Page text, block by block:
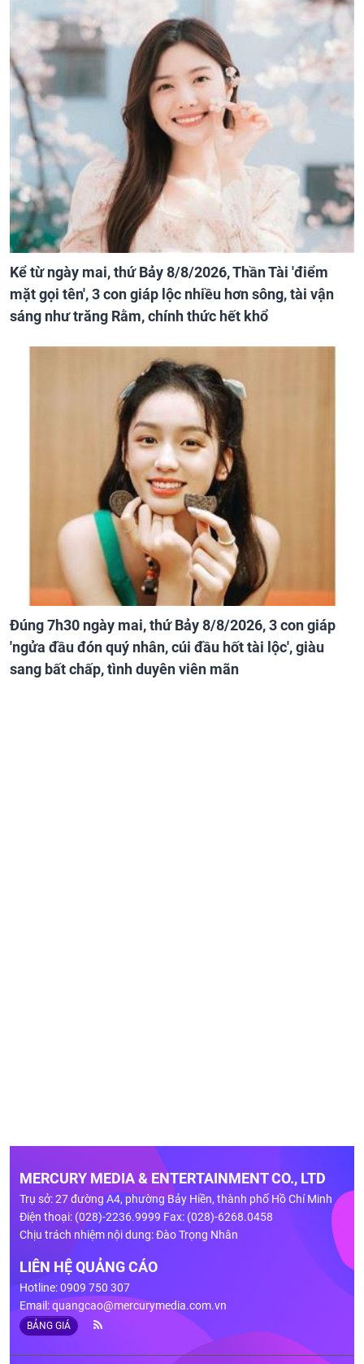
Kể từ ngày mai, thứ Bảy 8/8/2026, Thần Tài 'điểm
mặt gọi tên', 3 con giáp lộc nhiều hơn sông, tài vận
sáng như trăng Rằm, chính thức hết khổ
Đúng 7h30 ngày mai, thứ Bảy 8/8/2026, 3 con giáp
'ngửa đầu đón quý nhân, cúi đầu hốt tài lộc', giàu
sang bất chấp, tình duyên viên mãn
MERCURY MEDIA & ENTERTAINMENT CO., LTD
Trụ sở: 27 đường A4, phường Bảy Hiền, thành phố Hồ Chí Minh
Điện thoại: (028)-2236.9999 Fax: (028)-6268.0458
Chịu trách nhiệm nội dung: Đào Trọng Nhân
LIÊN HỆ QUẢNG CÁO
Hotline: 0909 750 307
Email:quangcao@mercurymedia.com.vn
BẢNG GIÁ